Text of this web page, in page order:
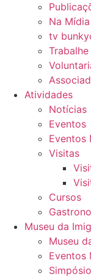
Na Mídia
tv
Atividades
Notícias
Eventos
Eventos
Visitas
Cursos
Museu da
Museu
Eventos
Simpósio